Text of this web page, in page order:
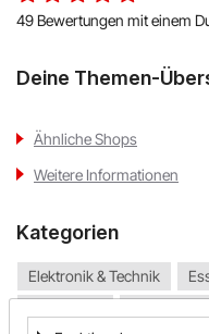
oeticket
HUMANIC
Lounge by
xxxLutz
49 Bewertungen mit einem
Deine Themen-
Ähnliche Shops
Weitere Informationen
Kategorien
Elektronik & Technik